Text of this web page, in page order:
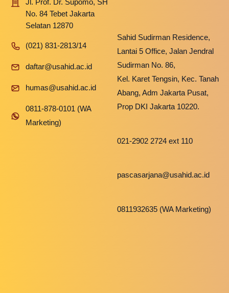
Jl. Prof. Dr. Supomo, SH
No. 84 Tebet Jakarta
Selatan 12870
(021) 831-2813/14
daftar@usahid.ac.id
humas@usahid.ac.id
0811-878-0101 (WA
Marketing)
Sahid Sudirman Residence,
Lantai 5 Office, Jalan Jendral
Sudirman No. 86,
Kel. Karet Tengsin, Kec. Tanah
Abang, Adm Jakarta Pusat,
Prop DKI Jakarta 10220.
021-2902 2724 ext 110
pascasarjana@usahid.ac.id
0811932635 (WA Marketing)